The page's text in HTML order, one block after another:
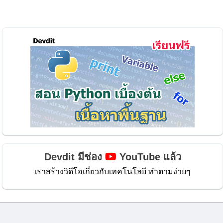
Devdit มีช่อง YouTube แล้ว
เราสร้างวิดีโอเกี่ยวกับเทคโนโลยี ทำตามง่ายๆ